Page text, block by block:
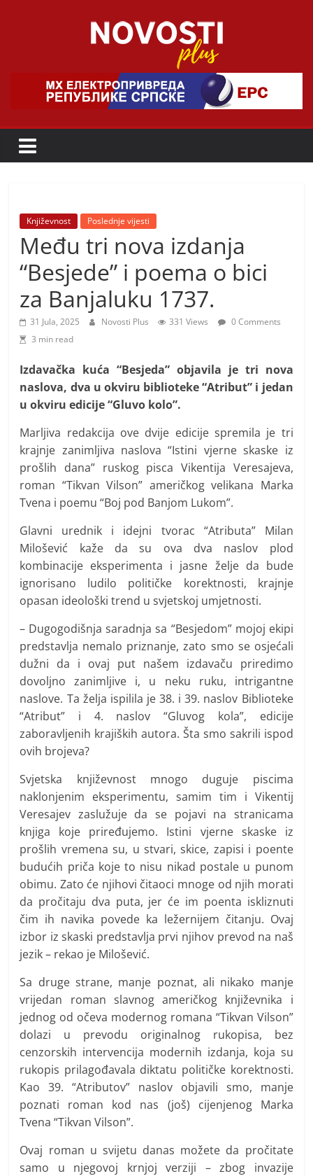
Novosti
Plus
o
a
l
p
o
z
i
v
n
h
v
i
j
s
t
i
Književnost Poslednje vijesti
Među tri nova izdanja
“Besjede” i poema o bici
za Banjaluku 1737.
31 Jula, 2025 Novosti Plus 331 Views
0 Comments
3 min read
Izdavačka kuća “Besjeda” objavila je tri nova
naslova, dva u okviru biblioteke “Atribut” i jedan
u okviru edicije “Gluvo kolo”.
Marljiva redakcija ove dvije edicije spremila je tri
krajnje zanimljiva naslova “Istini vjerne skaske iz
prošlih dana” ruskog pisca Vikentija Veresajeva,
roman “Tikvan Vilson” američkog velikana Marka
Tvena i poemu “Boj pod Banjom Lukom”.
Glavni urednik i idejni tvorac “Atributa” Milan
Milošević kaže da su ova dva naslov plod
kombinacije eksperimenta i jasne želje da bude
ignorisano ludilo političke korektnosti, krajnje
opasan ideološki trend u svjetskoj umjetnosti.
– Dugogodišnja saradnja sa “Besjedom” mojoj ekipi
predstavlja nemalo priznanje, zato smo se osjećali
dužni da i ovaj put našem izdavaču priredimo
dovoljno zanimljive i, u neku ruku, intrigantne
naslove. Ta želja ispilila je 38. i 39. naslov Biblioteke
“Atribut” i 4. naslov “Gluvog kola”, edicije
zaboravljenih krajiških autora. Šta smo sakrili ispod
ovih brojeva?
Svjetska književnost mnogo duguje piscima
naklonjenim eksperimentu, samim tim i Vikentij
Veresajev zaslužuje da se pojavi na stranicama
knjiga koje priređujemo. Istini vjerne skaske iz
prošlih vremena su, u stvari, skice, zapisi i poente
budućih priča koje to nisu nikad postale u punom
obimu. Zato će njihovi čitaoci mnoge od njih morati
da pročitaju dva puta, jer će im poenta iskliznuti
čim ih navika povede ka ležernijem čitanju. Ovaj
izbor iz skaski predstavlja prvi njihov prevod na naš
jezik – rekao je Milošević.
Sa druge strane, manje poznat, ali nikako manje
vrijedan roman slavnog američkog književnika i
jednog od očeva modernog romana “Tikvan Vilson”
dolazi u prevodu originalnog rukopisa, bez
cenzorskih intervencija modernih izdanja, koja su
rukopis prilagođavala diktatu političke korektnosti.
Kao 39. “Atributov” naslov objavili smo, manje
poznati roman kod nas (još) cijenjenog Marka
Tvena “Tikvan Vilson”.
Ovaj roman u svijetu danas možete da pročitate
samo u njegovoj krnjoj verziji – zbog invazije